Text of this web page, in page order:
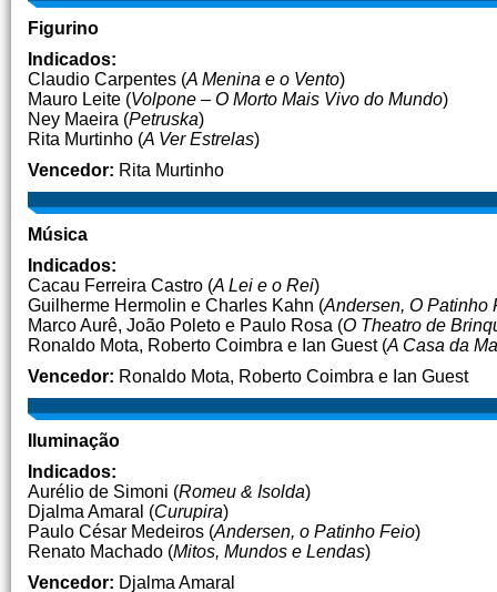
Figurino
Indicados:
Claudio Carpentes (A Menina e o Vento)
Mauro Leite (Volpone – O Morto Mais Vivo do Mundo)
Ney Maeira (Petruska)
Rita Murtinho (A Ver Estrelas)
Vencedor: Rita Murtinho
Música
Indicados:
Cacau Ferreira Castro (A Lei e o Rei)
Guilherme Hermolin e Charles Kahn (Andersen, O Patinho
Marco Aurê, João Poleto e Paulo Rosa (O Theatro de
Ronaldo Mota, Roberto Coimbra e Ian Guest (A Casa da
Vencedor: Ronaldo Mota, Roberto Coimbra e Ian Guest
Iluminação
Indicados:
Aurélio de Simoni (Romeu & Isolda)
Djalma Amaral (Curupira)
Paulo César Medeiros (Andersen, o Patinho Feio)
Renato Machado (Mitos, Mundos e Lendas)
Vencedor: Djalma Amaral